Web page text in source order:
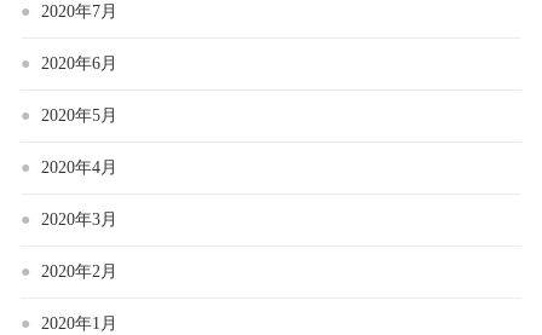
2020年7月
2020年6月
2020年5月
2020年4月
2020年3月
2020年2月
2020年1月